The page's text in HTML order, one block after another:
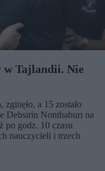
w Tajlandii. Nie
a 15 zostało
Debsirin Nonthaburi na
po godz. 10 czasu
nauczycieli i trzech